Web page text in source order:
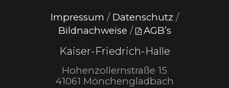
Impressum / Datenschutz /
Bildnachweise / AGB’s
Kaiser-Friedrich-Halle
Hohenzollernstraße 15
41061 Mönchengladbach